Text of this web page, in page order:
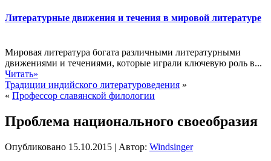
Литературные движения и течения в мировой литературе
Мировая литература богата различными литературными
движениями и течениями, которые играли ключевую роль в...
Читать»
Традиции индийского литературоведения »
« Профессор славянской филологии
Проблема национального своеобразия
Опубликовано 15.10.2015 | Автор: Windsinger